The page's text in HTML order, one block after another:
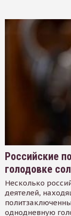
Российские
голодовке
Несколько
деятелей,
однодневную